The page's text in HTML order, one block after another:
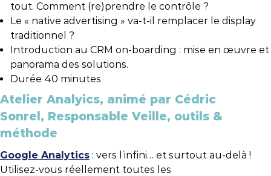
tout. Comment (re)prendre le contrôle ?
Le « native advertising » va-t-il remplacer le display
traditionnel ?
Introduction au CRM on-boarding : mise en œuvre et
panorama des solutions.
Durée 40 minutes
Atelier Analyics, animé par Cédric
Sonrel, Responsable Veille, outils &
méthode
Google Analytics : vers l’infini… et surtout au-delà !
Utilisez-vous réellement toutes les